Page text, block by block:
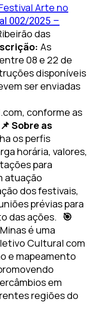
Arte no
002/2025 –
das
As
08 e 22 de
disponíveis
ser enviadas
, conforme as
📌 Sobre as
os perfis
horária, valores,
para
atuação
dos festivais,
prévias para
das ações. 🎯
é uma
Cultural com
e mapeamento
em
regiões do